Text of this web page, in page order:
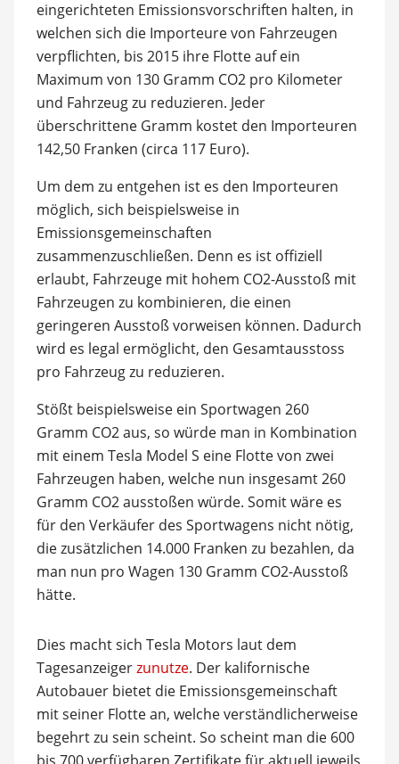
eingerichteten Emissionsvorschriften halten, in
welchen sich die Importeure von Fahrzeugen
verpflichten, bis 2015 ihre Flotte auf ein
Maximum von 130 Gramm CO2 pro Kilometer
und Fahrzeug zu reduzieren. Jeder
überschrittene Gramm kostet den Importeuren
142,50 Franken (circa 117 Euro).
Um dem zu entgehen ist es den Importeuren
möglich, sich beispielsweise in
Emissionsgemeinschaften
zusammenzuschließen. Denn es ist offiziell
erlaubt, Fahrzeuge mit hohem CO2-Ausstoß mit
Fahrzeugen zu kombinieren, die einen
geringeren Ausstoß vorweisen können. Dadurch
wird es legal ermöglicht, den Gesamtausstoss
pro Fahrzeug zu reduzieren.
Stößt beispielsweise ein Sportwagen 260
Gramm CO2 aus, so würde man in Kombination
mit einem Tesla Model S eine Flotte von zwei
Fahrzeugen haben, welche nun insgesamt 260
Gramm CO2 ausstoßen würde. Somit wäre es
für den Verkäufer des Sportwagens nicht nötig,
die zusätzlichen 14.000 Franken zu bezahlen, da
man nun pro Wagen 130 Gramm CO2-Ausstoß
hätte.
Dies macht sich Tesla Motors laut dem
Tagesanzeigerzunutze. Der kalifornische
Autobauer bietet die Emissionsgemeinschaft
mit seiner Flotte an, welche verständlicherweise
begehrt zu sein scheint. So scheint man die 600
bis 700 verfügbaren Zertifikate für aktuell jeweils